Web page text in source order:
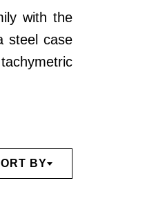
with the
steel case
BY